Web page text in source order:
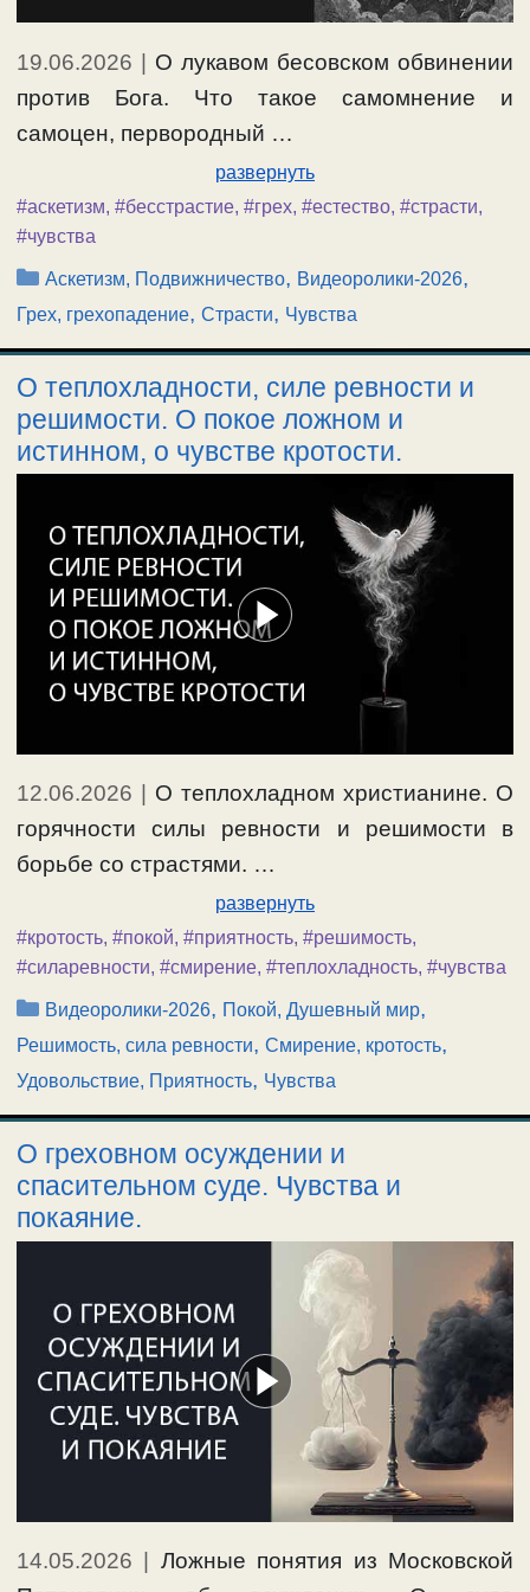
19.06.2026 | О лукавом бесовском обвинении
против Бога. Что такое самомнение и
самоцен, первородный …
развернуть
#аскетизм, #бесстрастие, #грех, #естество, #страсти,
#чувства
Рубрики
Аскетизм, Подвижничество, Видеоролики-2026,
Грех, грехопадение, Страсти, Чувства
О теплохладности, силе ревности и
решимости. О покое ложном и
истинном, о чувстве кротости.
12.06.2026
О теплохладном христианине. О
горячности силы ревности и решимости в
борьбе со страстями. …
развернуть
#кротость, #покой, #приятность, #решимость,
#силаревности, #смирение, #теплохладность, #чувства
Рубрики
Видеоролики-2026, Покой, Душевный мир,
Решимость, сила ревности, Смирение, кротость,
Удовольствие, Приятность, Чувства
О греховном осуждении и
спасительном суде. Чувства и
покаяние.
14.05.2026
Ложные понятия из Московской